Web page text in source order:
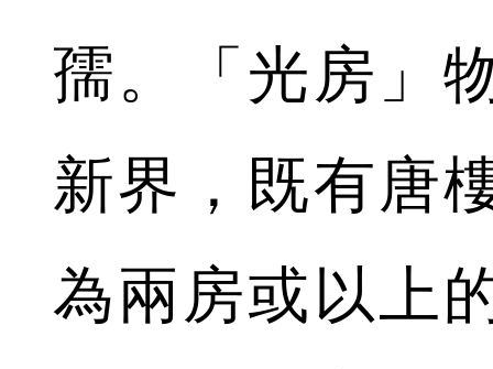
孺。「光房」
新界，既有唐
為兩房或以上